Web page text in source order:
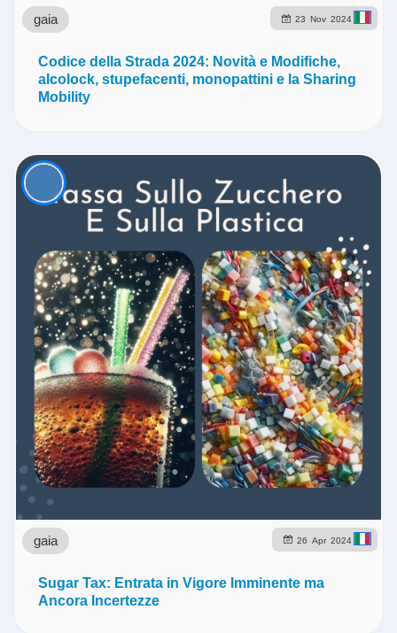
23 Nov 2024
gaia
Codice della Strada 2024: Novità e Modifiche,
alcolock, stupefacenti, monopattini e la Sharing
Mobility
26 Apr 2024
gaia
Sugar Tax: Entrata in Vigore Imminente ma
Ancora Incertezze